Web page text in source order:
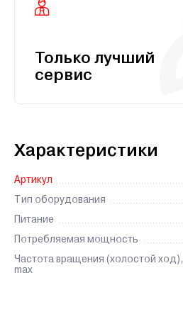
Только лучший
сервис
Характеристики
Артикул
Тип оборудования
Питание
Потребляемая мощность
Частота вращения (холостой ход),
max